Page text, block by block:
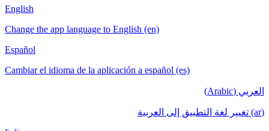
English
Change the app language to English (en)
Español
Cambiar el idioma de la aplicación a español (es)
العربي (Arabic)
(ar) تغيير لغة التطبيق إلى العربية